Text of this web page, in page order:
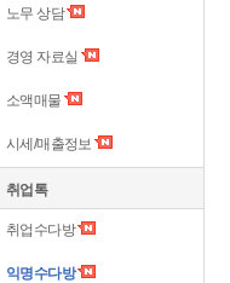
노무 상담
경영 자료실
소액매물
시세/매출정보
취업톡
취업수다방
익명수다방